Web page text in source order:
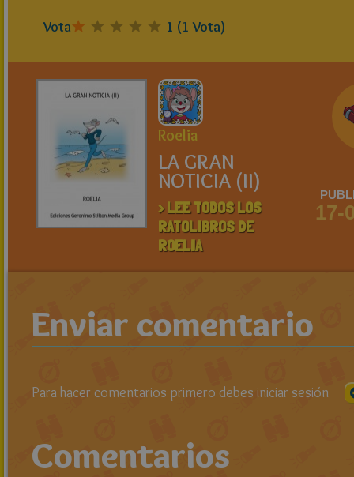
Vota 1 (1 Vota)
Roelia
LA GRAN
NOTICIA (II)
> LEE TODOS LOS
RATOLIBROS DE
ROELIA
17-
Enviar comentario
Para hacer comentarios primero debes iniciar sesión
Comentarios